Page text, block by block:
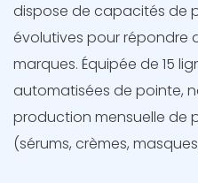
dispose de capacités de
évolutives pour répondre
marques. Équipée de 15
automatisées de pointe,
production mensuelle de
(sérums, crèmes,